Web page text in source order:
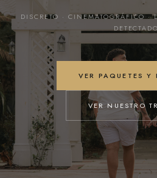
DISCRETO · CINEMATOGRÁFICO
DETECTADO
VER PAQUETES Y
VER NUESTRO